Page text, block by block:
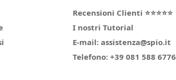
Recensioni Clienti ⭐⭐⭐⭐⭐
I nostri Tutorial
E-mail: assistenza@spio.it
Telefono: +39 081 588 6776